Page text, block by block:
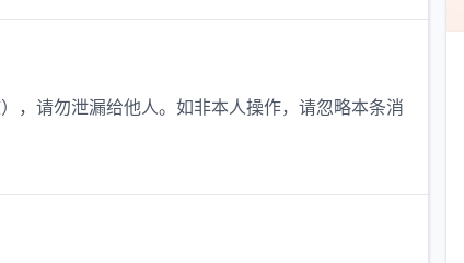
，请勿泄漏给他人。如非本人操作，请忽略本条消